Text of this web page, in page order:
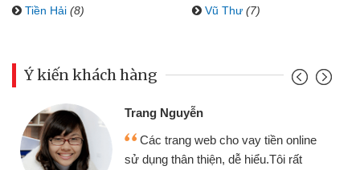
Tiền Hải (8) Vũ Thư (7)
Ý kiến khách hàng
Trang Nguyễn
Các trang web cho vay tiền online
sử dụng thân thiện, dễ hiểu.Tôi rất